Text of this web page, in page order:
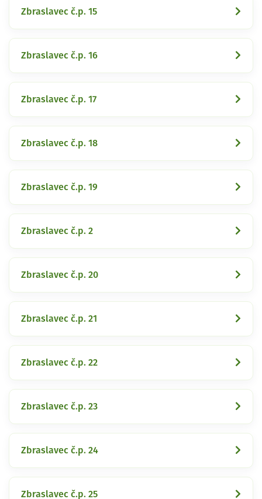
Zbraslavec č.p. 15
Zbraslavec č.p. 16
Zbraslavec č.p. 17
Zbraslavec č.p. 18
Zbraslavec č.p. 19
Zbraslavec č.p. 2
Zbraslavec č.p. 20
Zbraslavec č.p. 21
Zbraslavec č.p. 22
Zbraslavec č.p. 23
Zbraslavec č.p. 24
Zbraslavec č.p. 25